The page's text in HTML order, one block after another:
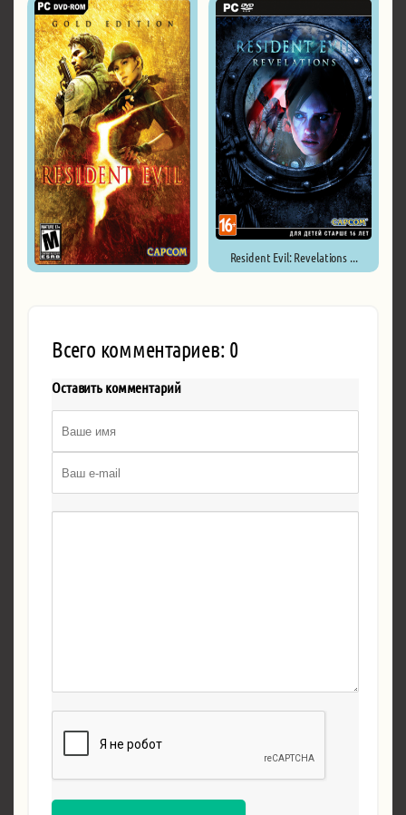
Resident Evil: Revelations ...
Всего комментариев: 0
Оставить комментарий